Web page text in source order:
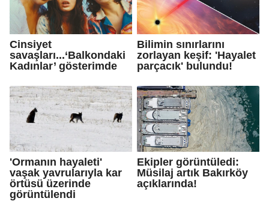
Cinsiyet
savaşları...‘Balkondaki
Kadınlar’ gösterimde
Bilimin sınırlarını
zorlayan keşif: 'Hayalet
parçacık' bulundu!
'Ormanın hayaleti'
vaşak yavrularıyla kar
örtüsü üzerinde
görüntülendi
Ekipler görüntüledi:
Müsilaj artık Bakırköy
açıklarında!